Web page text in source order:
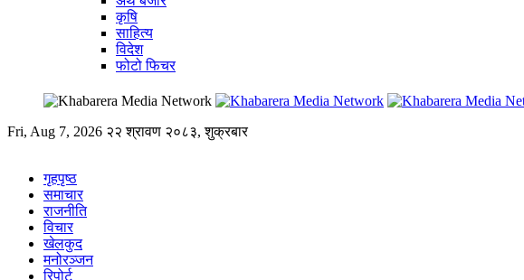
कृषि
साहित्य
विदेश
फोटो फिचर
Fri, Aug 7, 2026 २२ श्रावण २०८३, शुक्रबार
गृहपृष्ठ
समाचार
राजनीति
विचार
खेलकुद
मनोरञ्जन
रिपोर्ट